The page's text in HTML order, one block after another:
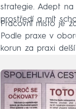
strategie. Adept na
prostředí a mít
Pracovní místo je
Podle praxe v
korun za praxi